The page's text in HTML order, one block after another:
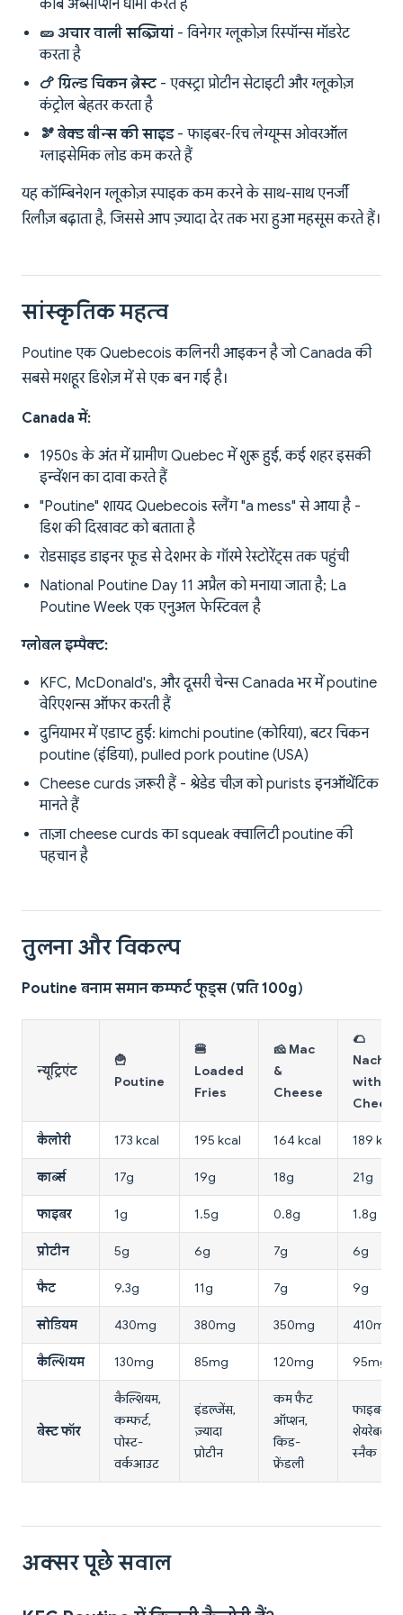
कार्ब अब्सॉर्प्शन धीमा करते हैं
🥒 अचार वाली सब्ज़ियां - विनेगर ग्लूकोज़ रिस्पॉन्स मॉडरेट
करता है
🍗 ग्रिल्ड चिकन ब्रेस्ट - एक्स्ट्रा प्रोटीन सेटाइटी और ग्लूकोज़
कंट्रोल बेहतर करता है
🫘 बेक्ड बीन्स की साइड- फाइबर-रिच लेग्यूम्स ओवरऑल
ग्लाइसेमिक लोड कम करते हैं
यह कॉम्बिनेशन ग्लूकोज़ स्पाइक कम करने के साथ-साथ एनर्जी
रिलीज़ बढ़ाता है, जिससे आप ज़्यादा देर तक भरा हुआ महसूस करते हैं।
सांस्कृतिक महत्व
Poutine एक Quebecois कलिनरी आइकन है जो Canada की
सबसे मशहूर डिशेज़ में से एक बन गई है।
Canada में:
1950s के अंत में ग्रामीण Quebec में शुरू हुई, कई शहर इसकी
इन्वेंशन का दावा करते हैं
"Poutine" शायद Quebecois स्लैंग "a mess" से आया है -
डिश की दिखावट को बताता है
रोडसाइड डाइनर फूड से देशभर के गॉरमे रेस्टोरेंट्स तक पहुंची
National Poutine Day 11 अप्रैल को मनाया जाता है; La
Poutine Week एक एनुअल फेस्टिवल है
ग्लोबल इम्पैक्ट:
KFC, McDonald's, और दूसरी चेन्स Canada भर में poutine
वेरिएशन्स ऑफर करती हैं
दुनियाभर में एडाप्ट हुई: kimchi poutine (कोरिया), बटर चिकन
poutine (इंडिया), pulled pork poutine (USA)
Cheese curds ज़रूरी हैं - श्रेडेड चीज़ को purists इनऑथेंटिक
मानते हैं
ताज़ा cheese curds का squeak क्वालिटी poutine की
पहचान है
तुलना और विकल्प
Poutine बनाम समान कम्फर्ट फूड्स (प्रति 100g)
न्यूट्रिएंट
🍟
Poutine
🍔
Loaded
Fries
🧀 Mac
&
Cheese
🌮
Nachos
with
Cheese
कैलोरी 173 kcal 195 kcal 164 kcal 189 kcal
कार्ब्स 17g 19g 18g 21g
फाइबर 1g 1.5g 0.8g 1.8g
प्रोटीन 5g 6g 7g 6g
फैट 9.3g 11g 7g 9g
सोडियम 430mg 380mg 350mg 410mg
कैल्शियम 130mg 85mg 120mg 95mg
बेस्ट फॉर
कैल्शियम,
कम्फर्ट,
पोस्ट-
वर्कआउट
इंडल्जेंस,
ज़्यादा
प्रोटीन
कम फैट
ऑप्शन,
किड-
फ्रेंडली
फाइबर,
शेयरेबल
स्नैक
अक्सर पूछे सवाल